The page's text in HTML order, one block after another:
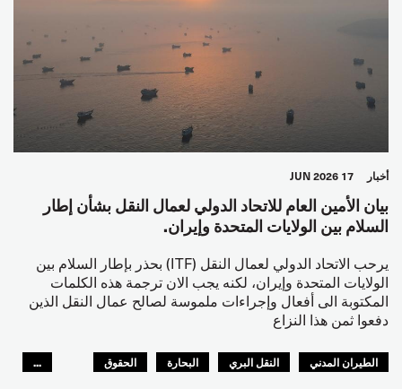
أخبار 17 JUN 2026
بيان الأمين العام للاتحاد الدولي لعمال النقل بشأن إطار
السلام بين الولايات المتحدة وإيران.
يرحب الاتحاد الدولي لعمال النقل (ITF) بحذر بإطار السلام بين
الولايات المتحدة وإيران، لكنه يجب الان ترجمة هذه الكلمات
المكتوبة الى أفعال وإجراءات ملموسة لصالح عمال النقل الذين
دفعوا ثمن هذا النزاع
الطيران المدني النقل البري البحارة
الحقوق
...